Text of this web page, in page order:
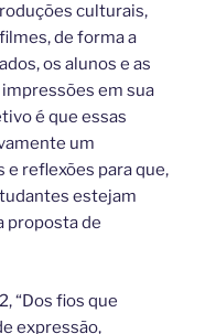
culturais,
de forma a
os alunos e as
em sua
é que essas
um
reflexões para que,
estejam
proposta de
“Dos fios que
expressão,